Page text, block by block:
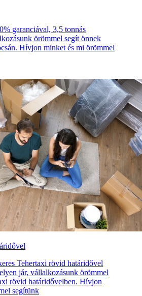
garanciával, 3,5 tonnás
örömmel segít önnek
Hívjon minket és mi örömmel
Tehertaxi rövid határidővel
jár, vállalkozásunk örömmel
rövid határidővelben. Hívjon
segítünk